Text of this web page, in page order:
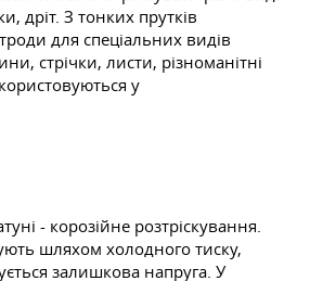
дріт. З тонких прутків
для спеціальних видів
стрічки, листи, різноманітні
у
- корозійне розтріскування.
шляхом холодного тиску,
залишкова напруга. У